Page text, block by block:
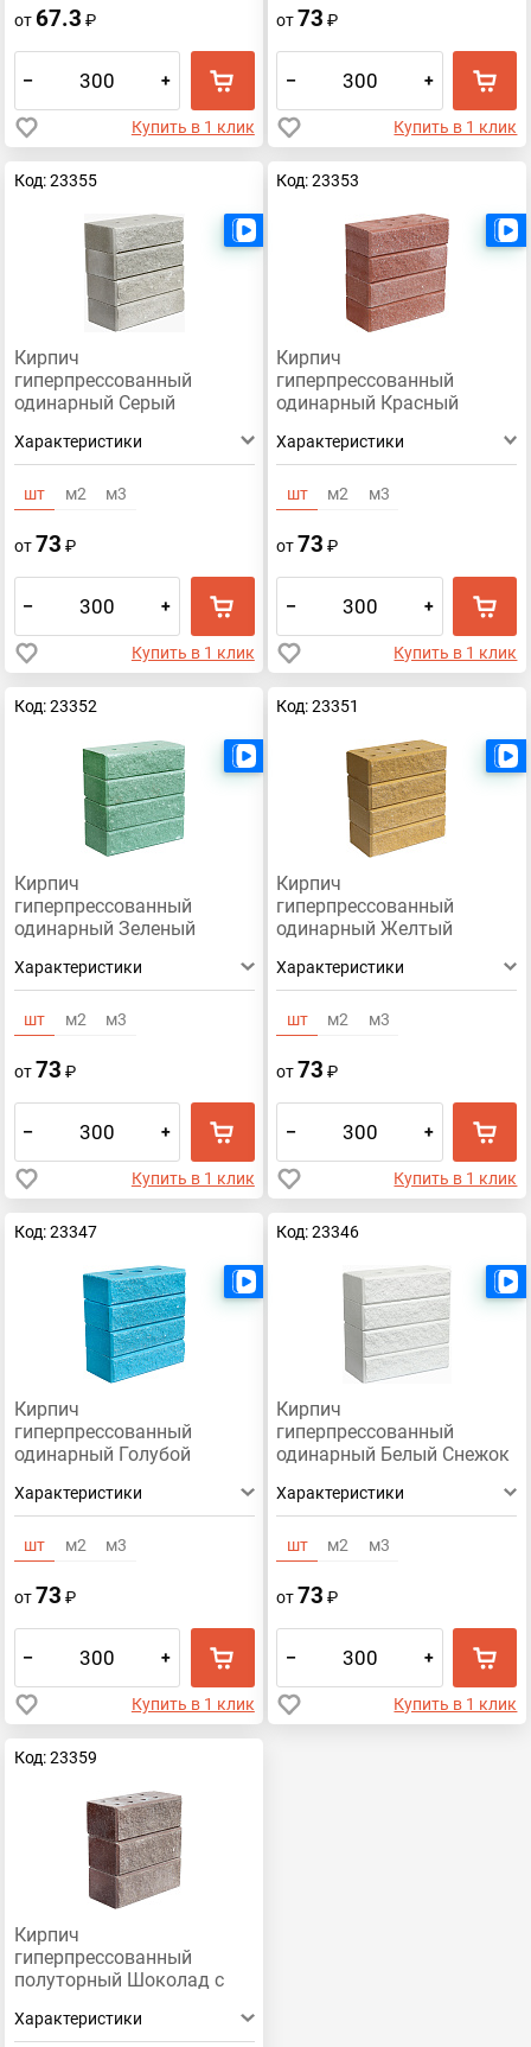
от 67.3 ₽
– +
Купить в 1 клик
от73 ₽
– +
Купить в 1 клик
Код: 23355
Кирпич
гиперпрессованный
одинарный Серый
ложок
Характеристики
шт м2 м3
от73 ₽
– +
Купить в 1 клик
Код: 23353
Кирпич
гиперпрессованный
одинарный Красный
ложок
Характеристики
шт м2 м3
от73 ₽
– +
Купить в 1 клик
Код: 23352
Кирпич
гиперпрессованный
одинарный Зеленый
ложок
Характеристики
шт м2 м3
от73 ₽
– +
Купить в 1 клик
Код: 23351
Кирпич
гиперпрессованный
одинарный Желтый
ложок
Характеристики
шт м2 м3
от73 ₽
– +
Купить в 1 клик
Код: 23347
Кирпич
гиперпрессованный
одинарный Голубой
ложок
Характеристики
шт м2 м3
от73 ₽
– +
Купить в 1 клик
Код: 23346
Кирпич
гиперпрессованный
одинарный Белый Снежок
Характеристики
шт м2 м3
от73 ₽
– +
Купить в 1 клик
Код: 23359
Кирпич
гиперпрессованный
полуторный Шоколад с
рустированный угол
Характеристики